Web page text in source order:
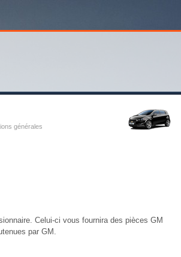
générales
Celui-ci vous fournira des pièces GM
par GM.